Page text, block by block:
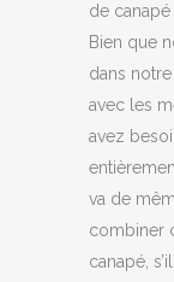
de
Bien que
dans
avec les
avez
va de
combiner
canapé,